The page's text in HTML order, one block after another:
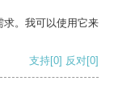
求。我可以使用它来
支持[0] 反对[0]